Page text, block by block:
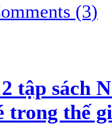
(3)
tập sách
trong thế